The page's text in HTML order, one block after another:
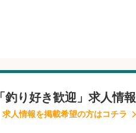
「釣り好き歓迎」求人情報
求人情報を掲載希望の方はコチラ